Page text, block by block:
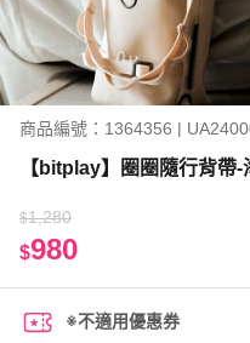
商品編號：1364356 |
【bitplay】圈圈隨行背帶-
$1,280
$980
※不適用優惠券